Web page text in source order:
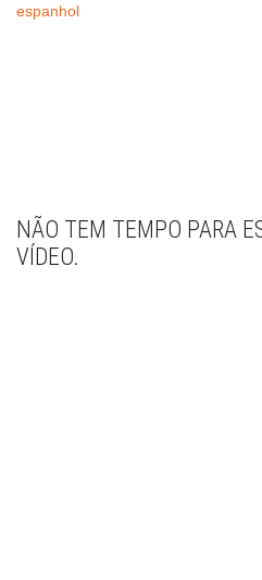
espanhol
NÃO TEM TEMPO PARA
VÍDEO.